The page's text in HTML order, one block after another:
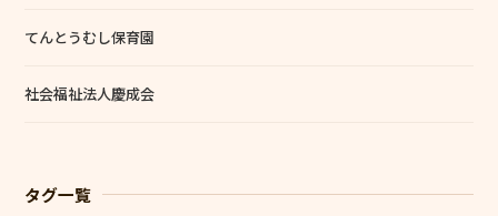
てんとうむし保育園
社会福祉法人慶成会
タグ一覧